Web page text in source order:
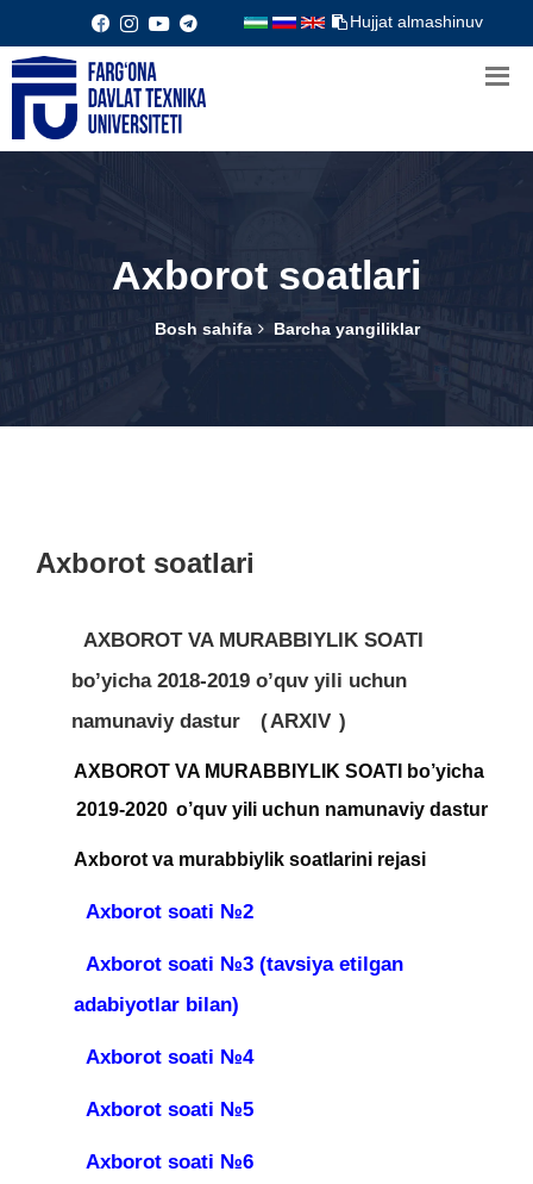
Hujjat almashinuv
Axborot soatlari
Bosh sahifa Barcha yangiliklar
Axborot soatlari
AXBOROT VA MURABBIYLIK SOATI
bo’yicha 2018-2019 o’quv yili uchun
namunaviy dastur
(ARXIV )
AXBOROT VA MURABBIYLIK SOATI bo’yicha
2019-2020 o’quv yili uchun namunaviy dastur
Axborot va murabbiylik soatlarini rejasi
Axborot soati №2
Axborot soati №3 (tavsiya etilgan
adabiyotlar bilan)
Axborot soati №4
Axborot soati №5
Axborot soati №6